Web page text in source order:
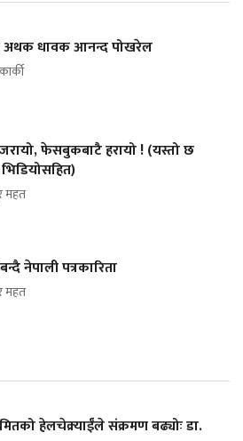
अथक धावक आनन्द पोखरेल
फेसबुकबाटै हरायो ! (यस्तो छ
महत
नेपाली पत्रकारिता
महत
हेलचेक्र्याईँले संक्रमण बढ्योः डा.